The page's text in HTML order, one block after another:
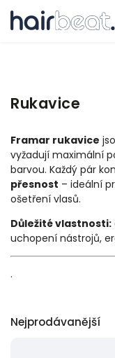
Rukavice
Framar rukavice
vyžadují maximální
barvou. Každý pár
přesnost – ideální
ošetření vlasů.
Důležité vlastnosti:
uchopení nástrojů,
.
Nejprodávanější